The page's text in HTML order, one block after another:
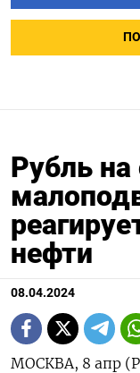
Рубль на
нефти
08.04.2024
МОСКВА, 8 апр